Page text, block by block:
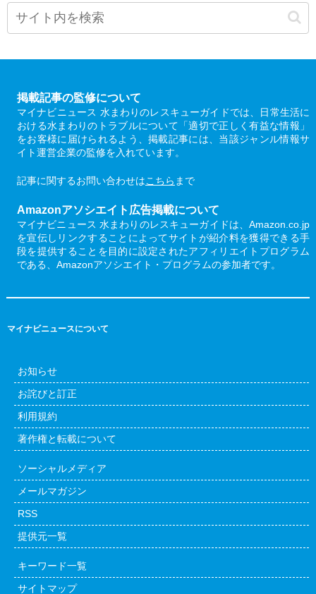
掲載記事の監修について
マイナビニュース 水まわりのレスキューガイドでは、日常生活に
おける水まわりのトラブルについて「適切で正しく有益な情報」
をお客様に届けられるよう、掲載記事には、当該ジャンル情報サ
イト運営企業の監修を入れています。
記事に関するお問い合わせはこちら まで
Amazonアソシエイト広告掲載について
マイナビニュース 水まわりのレスキューガイドは、Amazon.co.jp
を宣伝しリンクすることによってサイトが紹介料を獲得できる手
段を提供することを目的に設定されたアフィリエイトプログラム
である、Amazonアソシエイト・プログラムの参加者です。
マイナビニュースについて
お知らせ
お詫びと訂正
利用規約
著作権と転載について
ソーシャルメディア
メールマガジン
RSS
提供元一覧
キーワード一覧
サイトマップ